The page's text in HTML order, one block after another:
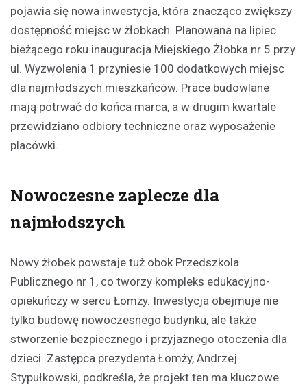
pojawia się nowa inwestycja, która znacząco zwiększy
dostępność miejsc w żłobkach. Planowana na lipiec
bieżącego roku inauguracja Miejskiego Żłobka nr 5 przy
ul. Wyzwolenia 1 przyniesie 100 dodatkowych miejsc
dla najmłodszych mieszkańców. Prace budowlane
mają potrwać do końca marca, a w drugim kwartale
przewidziano odbiory techniczne oraz wyposażenie
placówki.
Nowoczesne zaplecze dla
najmłodszych
Nowy żłobek powstaje tuż obok Przedszkola
Publicznego nr 1, co tworzy kompleks edukacyjno-
opiekuńczy w sercu Łomży. Inwestycja obejmuje nie
tylko budowę nowoczesnego budynku, ale także
stworzenie bezpiecznego i przyjaznego otoczenia dla
dzieci. Zastępca prezydenta Łomży, Andrzej
Stypułkowski, podkreśla, że projekt ten ma kluczowe